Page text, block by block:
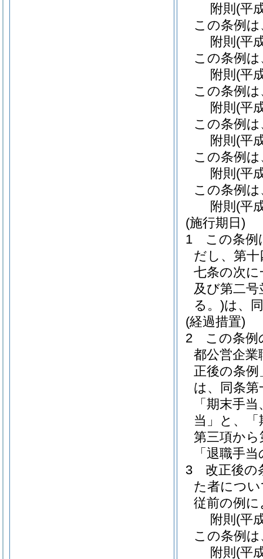
附則 (平
この条例
附則 (平
この条例
附則 (平
この条例
附則 (平
この条例
附則 (平
この条例
附則 (平
この条例
附則 (平
(施行期日)
1
この条例
だし、第
七条の次
及び第二
る。)は、
(経過措置)
2
この条
都公営企
正後の条
は、同条
「期末手
当」と、
第三項か
「退職手
3
改正後の
た者につ
従前の例
附則 (平
この条例
附則 (平